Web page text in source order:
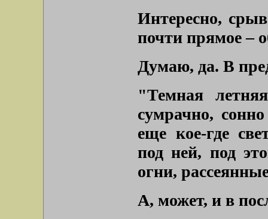
Интересно,
почти прямое –
Думаю, да. В
"Темная
сумрачно,
еще кое-где
под ней, под
огни,
А, может, и в